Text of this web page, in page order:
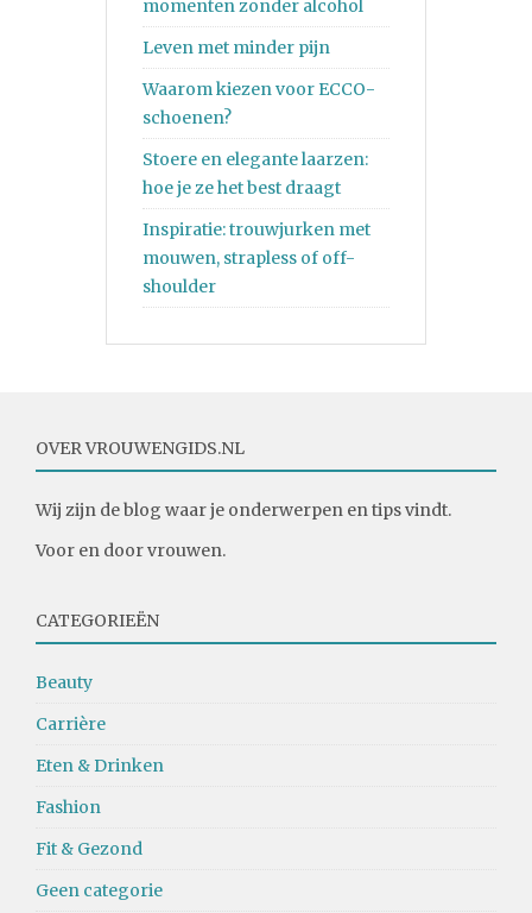
momenten zonder alcohol
Leven met minder pijn
Waarom kiezen voor ECCO-
schoenen?
Stoere en elegante laarzen:
hoe je ze het best draagt
Inspiratie: trouwjurken met
mouwen, strapless of off-
shoulder
OVER VROUWENGIDS.NL
Wij zijn de blog waar je onderwerpen en tips vindt.
Voor en door vrouwen.
CATEGORIEËN
Beauty
Carrière
Eten & Drinken
Fashion
Fit & Gezond
Geen categorie